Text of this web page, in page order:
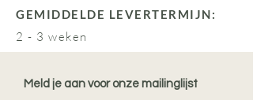
GEMIDDELDE LEVERTERMIJN:
2 - 3 weken
Meld je aan voor onze mailinglijst